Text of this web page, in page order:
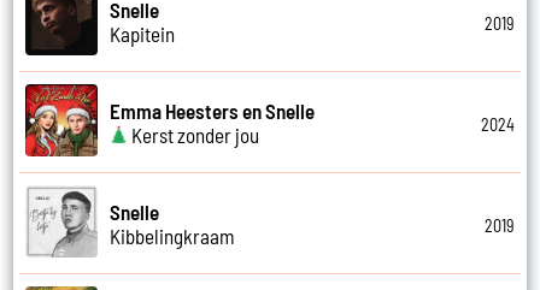
Snelle
Kapitein
2019
Emma Heesters en Snelle
Kerst zonder jou
2024
Snelle
Kibbelingkraam
2019